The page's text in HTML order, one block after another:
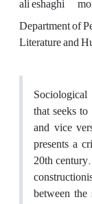
Department of
Literature and
that seeks
and vice
presents a
20th
between